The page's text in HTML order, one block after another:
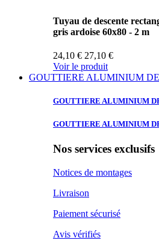
Tuyau de descente
gris ardoise 60x80 - 2 m
24,10 € 27,10 €
Voir le produit
GOUTTIERE ALUMINIUM
GOUTTIERE ALUMINIUM
GOUTTIERE ALUMINIUM
Nos services exclusifs
Notices de montages
Livraison
Paiement sécurisé
Avis vérifiés